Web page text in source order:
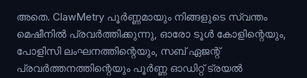
അതെ. ClawMetry പൂർണ്ണമായും നിങ്ങളുടെ സ്വന്തം
മെഷീനിൽ പ്രവർത്തിക്കുന്നു, ഓരോ ടൂൾ കോളിന്റെയും,
പോളിസി ലംഘനത്തിന്റെയും, സബ് ഏജന്റ്
പ്രവർത്തനത്തിന്റെയും പൂർണ്ണ ഓഡിറ്റ് ട്രയൽ